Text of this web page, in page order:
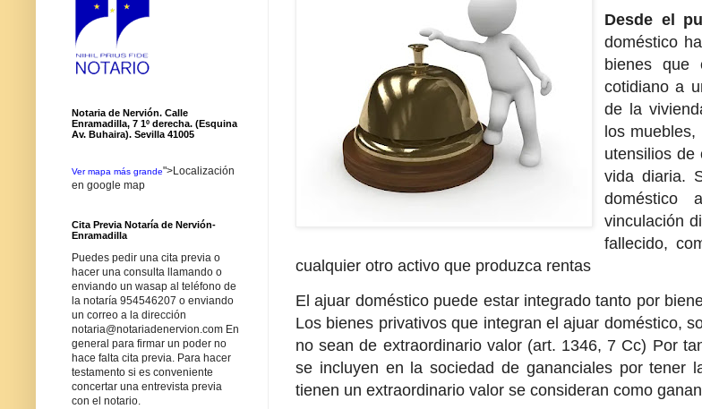
Desde el
doméstico
bienes que
cotidiano a
de la
los
utensilios de
vida diaria.
doméstico
vinculación
fallecido,
cualquier otro activo que produzca rentas
El ajuar doméstico puede estar integrado tanto por
Los bienes privativos que integran el ajuar doméstico,
no sean de extraordinario valor (art. 1346, 7 Cc) Por
se incluyen en la sociedad de gananciales por tener
tienen un extraordinario valor se consideran como
Notaria de Nervión. Calle
Enramadilla, 7 1º derecha. (Esquina
Av. Buhaira). Sevilla 41005
Ver mapa más grande">Localización
en google map
Cita Previa Notaría de Nervión-
Enramadilla
Puedes pedir una cita previa o
hacer una consulta llamando o
enviando un wasap al teléfono de
la notaría 954546207 o enviando
un correo a la dirección
notaria@notariadenervion.com En
general para firmar un poder no
hace falta cita previa. Para hacer
testamento si es conveniente
concertar una entrevista previa
con el notario.